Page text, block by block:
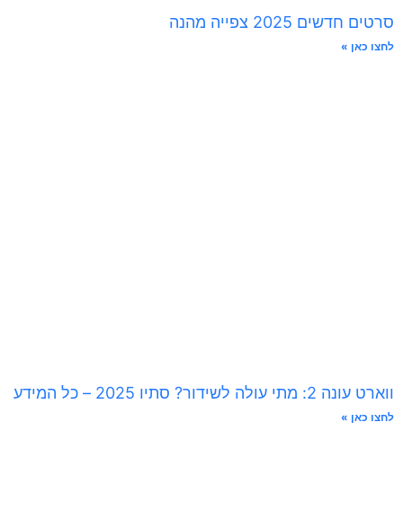
סרטים חדשים 2025 צפייה מהנה
לחצו כאן »
ווארט עונה 2: מתי עולה לשידור? סתיו 2025 – כל המידע
לחצו כאן »